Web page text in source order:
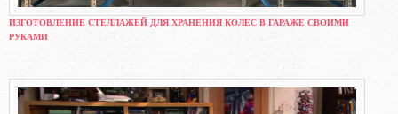
ИЗГОТОВЛЕНИЕ СТЕЛЛАЖЕЙ ДЛЯ ХРАНЕНИЯ КОЛЕС В ГАРАЖЕ СВОИМИ
РУКАМИ